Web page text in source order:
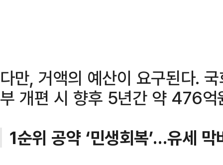
다만, 거액의 예산이 요구된다.
부 개편 시 향후 5년간 약 476억
1순위 공약 ‘민생회복’…유세